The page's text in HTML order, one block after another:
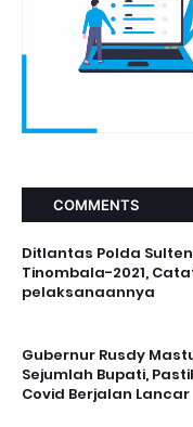
COMMENTS
Ditlantas Polda
Tinombala-2021,
pelaksanaannya
Gubernur Rusdy
Sejumlah Bupati,
Covid Berjalan Lancar